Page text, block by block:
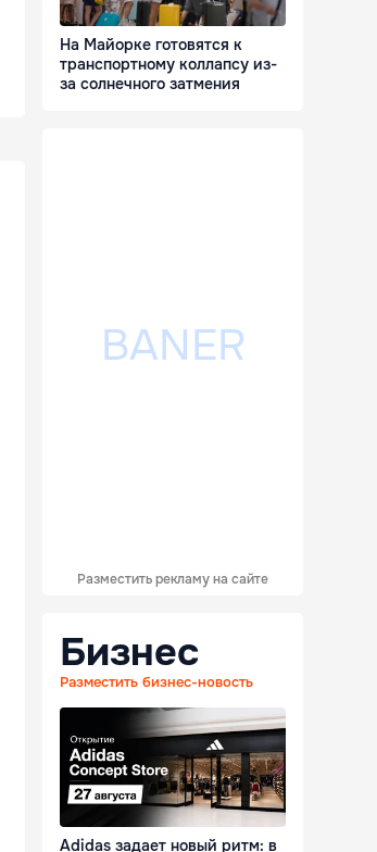
На Майорке готовятся к
транспортному коллапсу из-
за солнечного затмения
Разместить рекламу на сайте
Бизнес
Разместить бизнес-новость
Adidas задает новый ритм: в